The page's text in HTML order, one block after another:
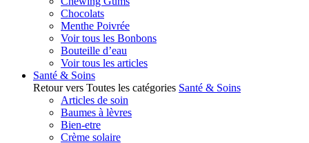
Chocolats
Menthe Poivrée
Voir tous les Bonbons
Bouteille d’eau
Voir tous les articles
Santé & Soins
Retour vers Toutes les catégories Santé & Soins
Articles de soin
Baumes à lèvres
Bien-etre
Crème solaire